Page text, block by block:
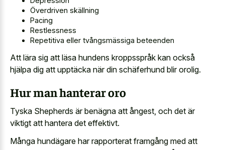
Överdriven skällning
Pacing
Restlessness
Repetitiva eller tvångsmässiga beteenden
Att lära sig att läsa hundens kroppsspråk kan också
hjälpa dig att upptäcka när din schäferhund blir orolig.
Hur man hanterar oro
Tyska Shepherds är benägna att ångest, och det är
viktigt att hantera det effektivt.
Många hundägare har rapporterat framgång med att